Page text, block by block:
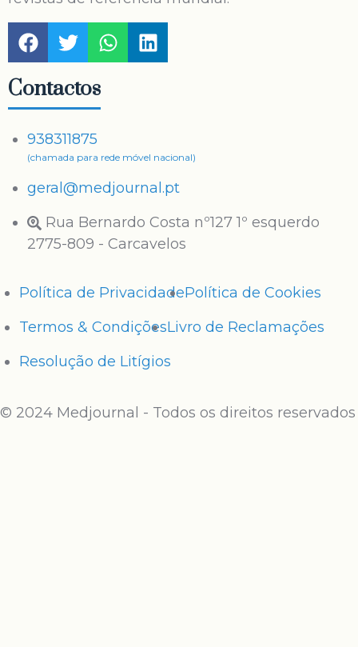
Contactos
938311875
(chamada para rede móvel nacional)
geral@medjournal.pt
Rua Bernardo Costa nº127 1º esquerdo
2775-809 - Carcavelos
Política de PrivacidadePolítica de Cookies
Termos & CondiçõesLivro de Reclamações
Resolução de Litígios
© 2024 Medjournal - Todos os direitos reservados